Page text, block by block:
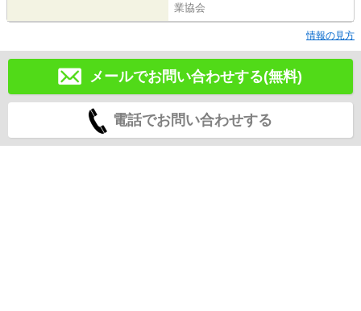
業協会
情報の見方
メールでお問い合わせする(無料)
電話でお問い合わせする